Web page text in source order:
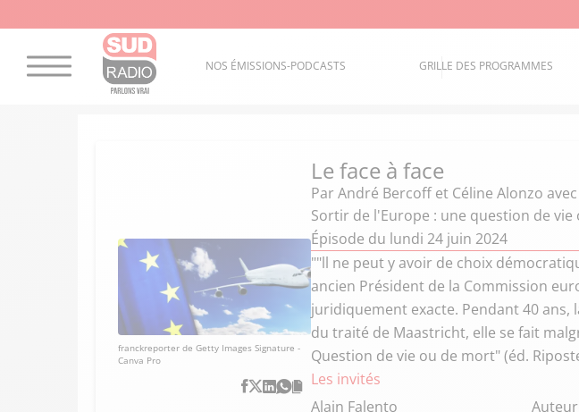
NOS ÉMISSIONS-PODCASTS GRILLE DES PROGRAMMES
franckreporter de Getty Images Signature -
Canva Pro
Le face à face
Par André Bercoff et Céline Alonzo
Sortir de l'Europe : une question de vie
Épisode du lundi 24 juin 2024
""ll ne peut y avoir de choix
ancien Président de la Commission
juridiquement exacte. Pendant 40
du traité de Maastricht, elle se fait
Question de vie ou de mort" (éd.
Les invités
Alain Falento